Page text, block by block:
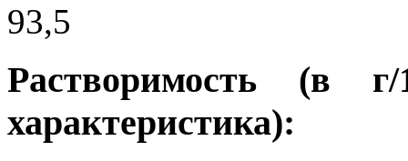
93,5
Растворимость (в
характеристика):